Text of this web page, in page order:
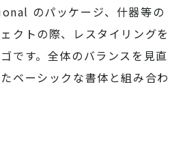
のパッケージ、什器等の
クトの際、レスタイリングを
です。全体のバランスを見直
ベーシックな書体と組み合わ